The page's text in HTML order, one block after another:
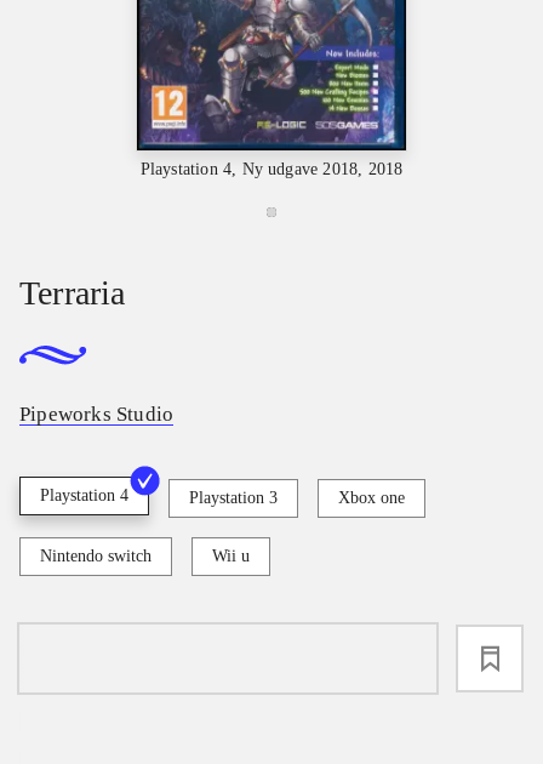
Playstation 4, Ny udgave 2018, 2018
Terraria
Pipeworks Studio
Playstation 4 Playstation 3 Xbox one
Nintendo switch Wii u